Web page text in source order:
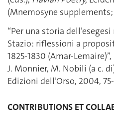
(Mnemosyne supplements;
“Per una storia
Stazio: riflessioni a
1825-1830 (Amar-
J. Monnier, M. Nobili (a c.
Edizioni dell’Orso, 2004,
CONTRIBUTIONS ET